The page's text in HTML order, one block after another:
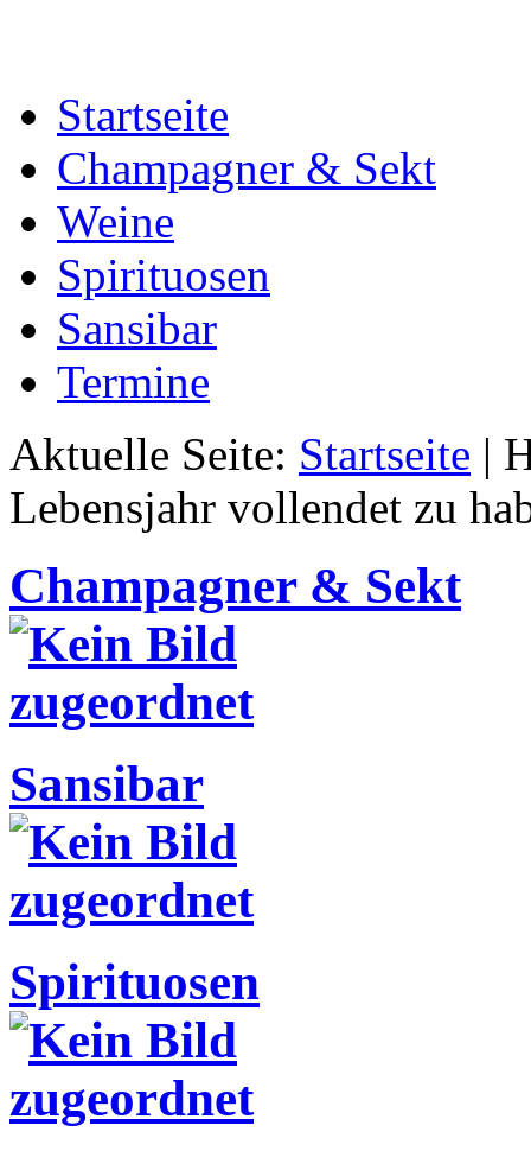
Startseite
Champagner & Sekt
Weine
Spirituosen
Sansibar
Termine
Aktuelle Seite: Startseite |
Lebensjahr vollendet zu
Champagner & Sekt
Sansibar
Spirituosen